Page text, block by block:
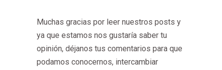
Muchas gracias por leer nuestros posts y
ya que estamos nos gustaría saber tu
opinión, déjanos tus comentarios para que
podamos conocernos, intercambiar